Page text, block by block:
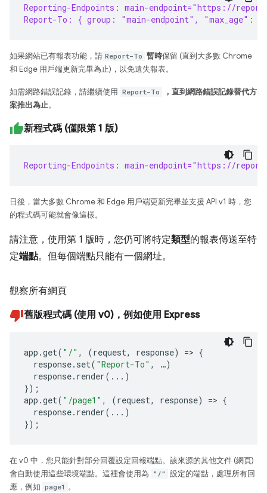
Reporting-Endpoints: main-endpoint="https://
Report-To: { group: "main-endpoint",
如果網站已有報表功能，請 Report-To 暫時保留 (直到大多數 Chrome
和 Edge 用戶端更新完畢為止)，以免遺失報表。
如需網路錯誤記錄，請繼續使用 Report-To
，直到網路錯誤記錄替代方
案推出為止。
新程式碼 (僅限第 1 版)
Reporting-Endpoints: main-endpoint="https://
日後，當大多數 Chrome 和 Edge 用戶端更新完畢並支援 API v1 時，您
的程式碼可能就會像這樣。
請注意，使用第 1 版時，您仍可將特定類型的報表傳送至特
定端點。但每個端點只能有一個網址。
觀察所有網頁
舊版程式碼 (使用 v0)，例如使用 Express
app .get( "/" , (request, response) => {
response. set( "Report-To" , …)
response. render(...)
});
app .get( "/page1" , (request, response) => {
response. render(...)
});
在 v0 中，您只能針對部分回覆設定回報端點。該來源的其他文件 (網頁)
會自動使用這些環境端點。這裡會使用為 "/" 設定的端點，處理所有回
應，例如 page1 。